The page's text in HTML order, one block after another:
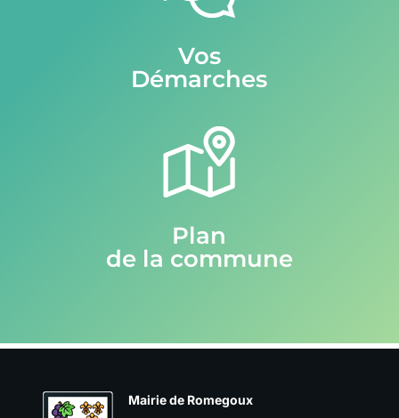
Vos
Démarches
Plan
de la commune
Mairie de Romegoux